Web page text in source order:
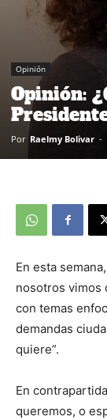
Opinión
Opinión:
Por Raelmy Bolivar -
En esta
nosotros vimos
con temas
demandas
quiere”.
En
queremos, o